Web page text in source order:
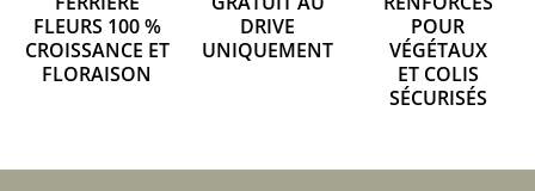
FLEURS 100 %
CROISSANCE ET
FLORAISON
DRIVE
UNIQUEMENT
POUR
VÉGÉTAUX
ET COLIS
SÉCURISÉS